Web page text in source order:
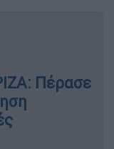
Πέρασε